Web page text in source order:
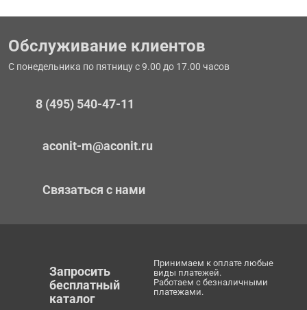
Обслуживание клиентов
С понедельника по пятницу с 9.00 до 17.00 часов
8 (495) 540-47-11
aconit-m@aconit.ru
Связаться с нами
Запросить
бесплатный
каталог
Принимаем к оплате любые
виды платежей.
Работаем с безналичными
платежами.